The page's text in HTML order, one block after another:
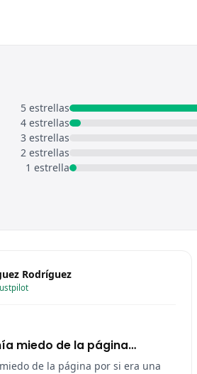
5 estrellas
4 estrellas
3 estrellas
2 estrellas
1 estrella
Rodríguez
miedo de la página…
de la página por si era una